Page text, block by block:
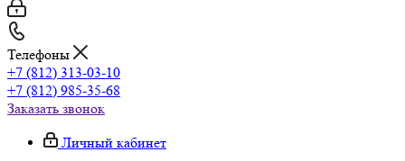
Телефоны
+7 (812) 313-03-10
+7 (812) 985-35-68
Заказать звонок
Личный кабинет